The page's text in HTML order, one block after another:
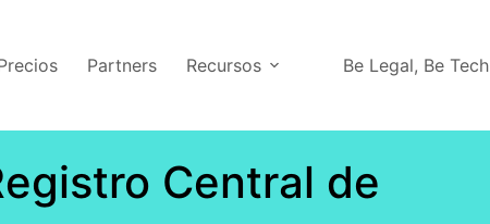
Partners Recursos Be Legal, Be Tech
Central de